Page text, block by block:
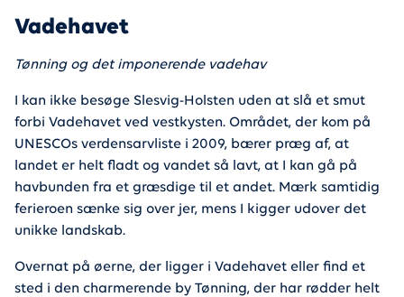
Vadehavet
Tønning og det imponerende vadehav
I kan ikke besøge Slesvig-Holsten uden at slå et smut
forbi Vadehavet ved vestkysten. Området, der kom på
UNESCOs verdensarvliste i 2009, bærer præg af, at
landet er helt fladt og vandet så lavt, at I kan gå på
havbunden fra et græsdige til et andet. Mærk samtidig
ferieroen sænke sig over jer, mens I kigger udover det
unikke landskab.
Overnat på øerne, der ligger i Vadehavet eller find et
sted i den charmerende by Tønning, der har rødder helt